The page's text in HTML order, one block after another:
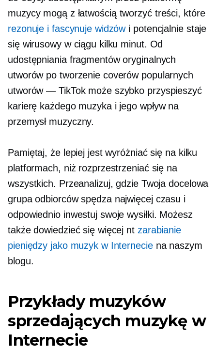
muzycy mogą z łatwością tworzyć treści, które
rezonuje i fascynuje widzówi potencjalnie staje
się wirusowy w ciągu kilku minut. Od
udostępniania fragmentów oryginalnych
utworów po tworzenie coverów popularnych
utworów — TikTok może szybko przyspieszyć
karierę każdego muzyka i jego wpływ na
przemysł muzyczny.
Pamiętaj, że lepiej jest wyróżniać się na kilku
platformach, niż rozprzestrzeniać się na
wszystkich. Przeanalizuj, gdzie Twoja docelowa
grupa odbiorców spędza najwięcej czasu i
odpowiednio inwestuj swoje wysiłki. Możesz
także dowiedzieć się więcej nt zarabianie
pieniędzy jako muzyk w Internecie na naszym
blogu.
Przykłady muzyków
sprzedających muzykę w
Internecie